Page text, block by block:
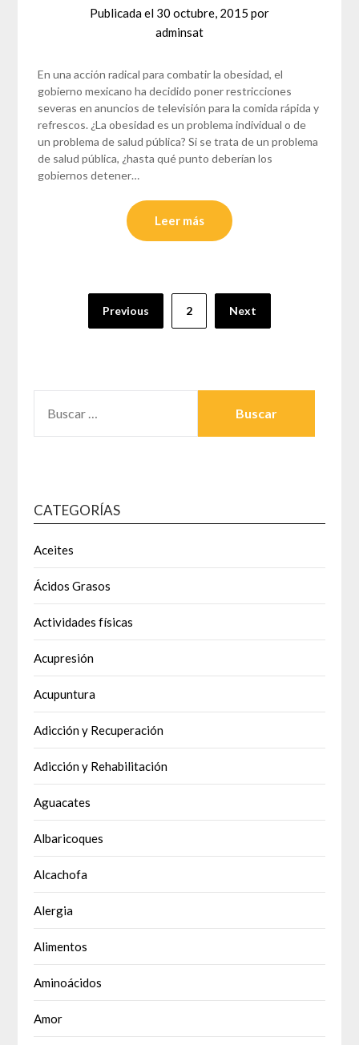
Publicada el 30 octubre, 2015 por
adminsat
En una acción radical para combatir la obesidad, el
gobierno mexicano ha decidido poner restricciones
severas en anuncios de televisión para la comida rápida y
refrescos. ¿La obesidad es un problema individual o de
un problema de salud pública? Si se trata de un problema
de salud pública, ¿hasta qué punto deberían los
gobiernos detener…
Leer más
PaginaciónPrevious 2 Next
CATEGORÍAS
Aceites
Ácidos Grasos
Actividades físicas
Acupresión
Acupuntura
Adicción y Recuperación
Adicción y Rehabilitación
Aguacates
Albaricoques
Alcachofa
Alergia
Alimentos
Aminoácidos
Amor